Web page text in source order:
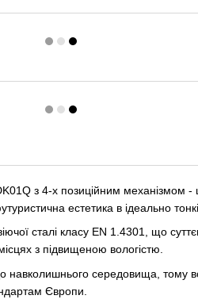
з 4-х позиційним механізмом -
естетика в ідеально
сталі класу EN 1.4301, що
з підвищеною вологістю.
навколишнього середовища, тому
Європи.